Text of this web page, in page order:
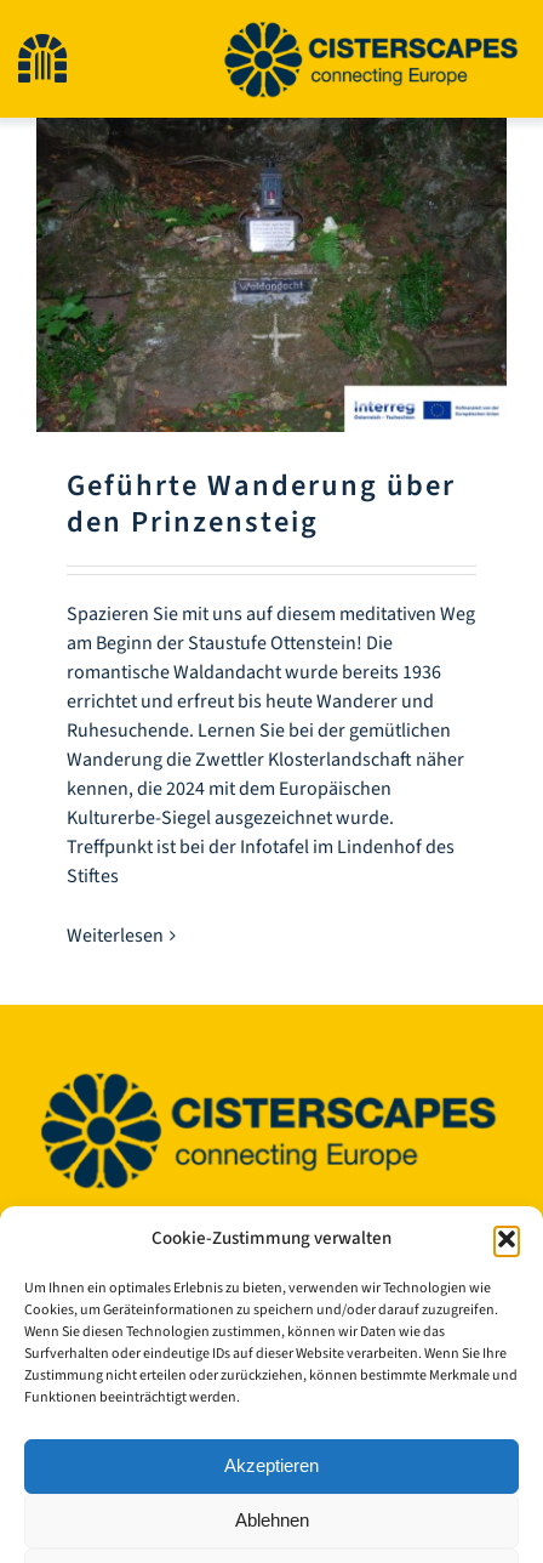
Cookie-Zustimmung verwalten
Um Ihnen ein optimales Erlebnis zu bieten, verwenden wir Technologien wie
Cookies, um Geräteinformationen zu speichern und/oder darauf zuzugreifen.
Wenn Sie diesen Technologien zustimmen, können wir Daten wie das
Surfverhalten oder eindeutige IDs auf dieser Website verarbeiten. Wenn Sie Ihre
Zustimmung nicht erteilen oder zurückziehen, können bestimmte Merkmale und
Funktionen beeinträchtigt werden.
Akzeptieren
Ablehnen
Inhalt
springen
Navigation
umschalten
Start
Kulturerbestätten
Wandern
Neuigkeiten
Veranstaltungen
Downloads
Lernort
Kulinarik
Leichte Sprache
Geführte Wanderung über
den Prinzensteig
Spazieren Sie mit uns auf diesem meditativen Weg
am Beginn der Staustufe Ottenstein! Die
romantische Waldandacht wurde bereits 1936
errichtet und erfreut bis heute Wanderer und
Ruhesuchende. Lernen Sie bei der gemütlichen
Wanderung die Zwettler Klosterlandschaft näher
kennen, die 2024 mit dem Europäischen
Kulturerbe-Siegel ausgezeichnet wurde.
Treffpunkt ist bei der Infotafel im Lindenhof des
Stiftes
Weiterlesen
© Copyright 2023 - 2026 | Cisterscapes
und alle Angaben ohne Gewähr.
Kontakt:
Europäisches Kulturerbe-Siegel/Cisterscapes